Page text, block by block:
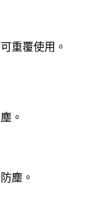
可重覆使用。
。
塵。